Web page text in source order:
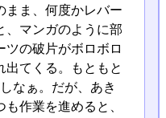
まま、何度かレバー
、マンガのように部
ツの破片がボロボロ
出てくる。もともと
なぁ。だが、あき
も作業を進めると、